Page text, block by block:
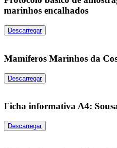
marinhos encalhados
Descarregar
Mamíferos Marinhos da
Descarregar
Ficha informativa A4:
Descarregar